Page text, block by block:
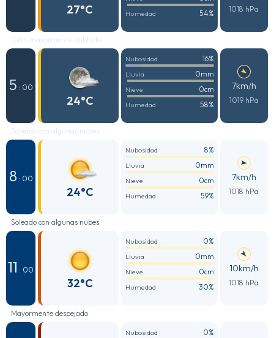
27°C Humedad 54% 1018 hPa
Cielo mayormente nublado
5 : 00
24°C
Nubosidad 16%
Lluvia 0mm
Nieve 0cm
Humedad 58%
7km/h
1019 hPa
Soleado con algunas nubes
8 : 00
24°C
Nubosidad 8%
Lluvia 0mm
Nieve 0cm
Humedad 59%
7km/h
1018 hPa
Soleado con algunas nubes
11 : 00
32°C
Nubosidad 0%
Lluvia 0mm
Nieve 0cm
Humedad 30%
10km/h
1018 hPa
Mayormente despejado
Nubosidad 0%